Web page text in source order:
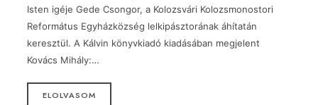
Isten igéje Gede Csongor, a Kolozsvári Kolozsmonostori
Református Egyházközség lelkipásztorának áhítatán
keresztül. A Kálvin könyvkiadó kiadásában megjelent
Kovács Mihály:…
ELOLVASOM